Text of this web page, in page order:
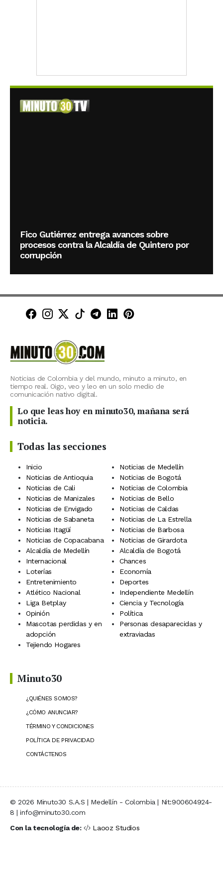
Fico Gutiérrez entrega avances sobre
procesos contra la Alcaldía de Quintero por
corrupción
Minuto30 en Facebook
Minuto30 en Instagram
Minuto30 en X (Twitter)
Minuto30 en TikTok
Canal de Minuto30 en
Minuto30 en LinkedIn
Minuto30 en
Noticias de Colombia y del mundo, minuto a minuto, en
tiempo real. Oigo, veo y leo en un solo medio de
comunicación nativo digital.
Lo que leas hoy en minuto30, mañana será
noticia.
Todas las secciones
Inicio
Noticias de Medellín
Noticias de Antioquia
Noticias de Bogotá
Noticias de Cali
Noticias de Colombia
Noticias de Manizales
Noticias de Bello
Noticias de Envigado
Noticias de Caldas
Noticias de Sabaneta
Noticias de La Estrella
Noticias Itagüí
Noticias de Barbosa
Noticias de Copacabana
Noticias de Girardota
Alcaldía de Medellín
Alcaldía de Bogotá
Internacional
Chances
Loterías
Economía
Entretenimiento
Deportes
Atlético Nacional
Independiente Medellín
Liga Betplay
Ciencia y Tecnología
Opinión
Política
Mascotas perdidas y en
adopción
Personas desaparecidas y
extraviadas
Tejiendo Hogares
Minuto30
¿QUIÉNES SOMOS?
¿CÓMO ANUNCIAR?
TÉRMINO Y CONDICIONES
POLÍTICA DE PRIVACIDAD
CONTÁCTENOS
© 2026 Minuto30 S.A.S | Medellín - Colombia | Nit:900604924-
8 | info@minuto30.com
Con la tecnología de:
Laooz Studios